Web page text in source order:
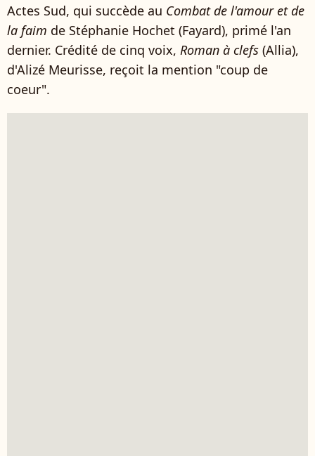
Actes Sud, qui succède au Combat de l'amour et de
la faim de Stéphanie Hochet (Fayard), primé l'an
dernier. Crédité de cinq voix, Roman à clefs (Allia),
d'Alizé Meurisse, reçoit la mention "coup de
coeur".